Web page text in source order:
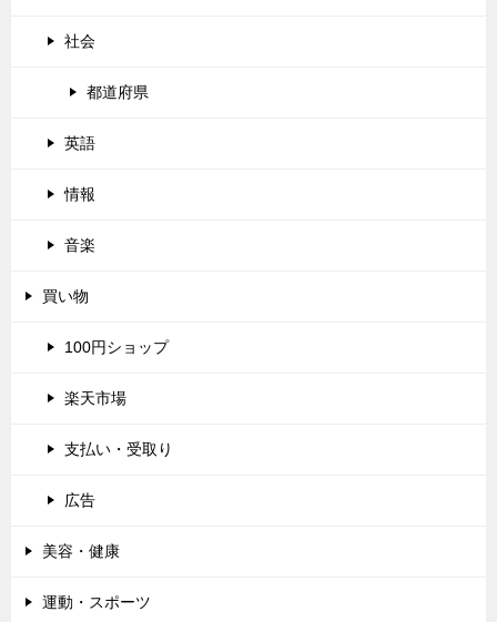
社会
都道府県
英語
情報
音楽
買い物
100円ショップ
楽天市場
支払い・受取り
広告
美容・健康
運動・スポーツ